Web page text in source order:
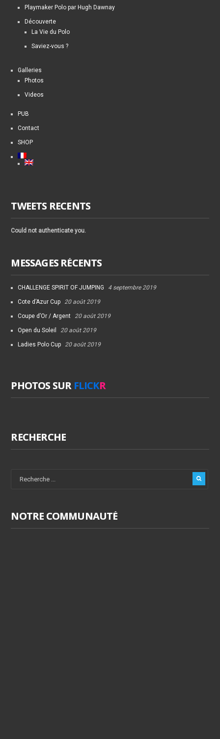
Playmaker Polo par Hugh Dawnay
Découverte
La Vie du Polo
Saviez-vous ?
Galleries
Photos
Videos
PUB
Contact
SHOP
TWEETS RECENTS
Could not authenticate you.
MESSAGES RÉCENTS
CHALLENGE SPIRIT OF JUMPING 4 septembre 2019
Cote d’Azur Cup 20 août 2019
Coupe d’Or / Argent 20 août 2019
Open du Soleil 20 août 2019
Ladies Polo Cup 20 août 2019
PHOTOS SUR FLICKR
RECHERCHE
NOTRE COMMUNAUTÉ